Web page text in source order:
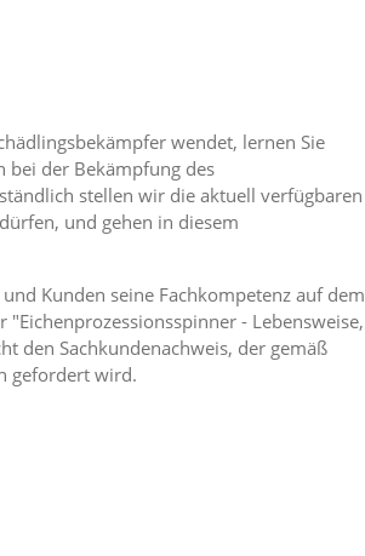
wendet, lernen Sie
bei der Bekämpfung des
stellen wir die aktuell verfügbaren
und gehen in diesem
Kunden seine Fachkompetenz auf dem
- Lebensweise,
den Sachkundenachweis, der gemäß
gefordert wird.